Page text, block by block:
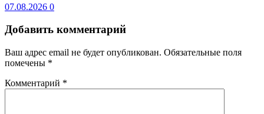
07.08.2026 0
Добавить комментарий
Ваш адрес email не будет опубликован. Обязательные поля
помечены *
Комментарий *